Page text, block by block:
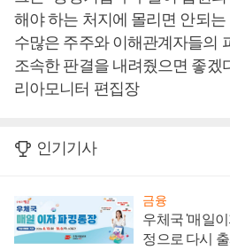
해야 하는 처지에 몰리면 안되는
수많은 주주와 이해관계자들의
조속한 판결을 내려줬으면 좋겠
리아모니터 편집장
인기기사
금융
우체국 '매일
정으로 다시